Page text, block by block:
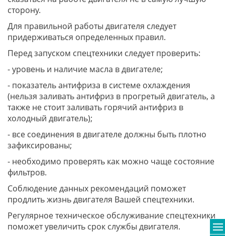
сторону.
Для правильной работы двигателя следует
придерживаться определенных правил.
Перед запуском спецтехники следует проверить:
- уровень и наличие масла в двигателе;
- показатель антифриза в системе охлаждения
(нельзя заливать антифриз в прогретый двигатель, а
также не стоит заливать горячий антифриз в
холодный двигатель);
- все соединения в двигателе должны быть плотно
зафиксированы;
- необходимо проверять как можно чаще состояние
фильтров.
Соблюдение данных рекомендаций поможет
продлить жизнь двигателя Вашей спецтехники.
Регулярное техническое обслуживание спецтехники
поможет увеличить срок службы двигателя.